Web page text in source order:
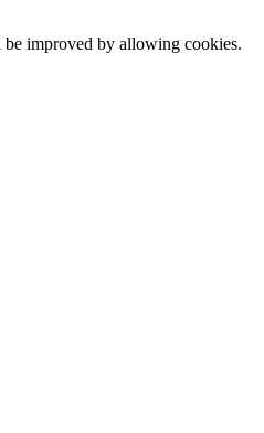
improved by allowing cookies.